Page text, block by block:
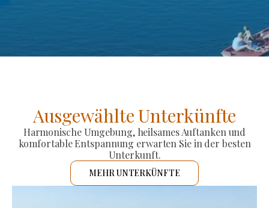
Ausgewählte Unterkünfte
Harmonische Umgebung, heilsames Auftanken und
komfortable Entspannung erwarten Sie in der besten
Unterkunft.
MEHR UNTERKÜNFTE